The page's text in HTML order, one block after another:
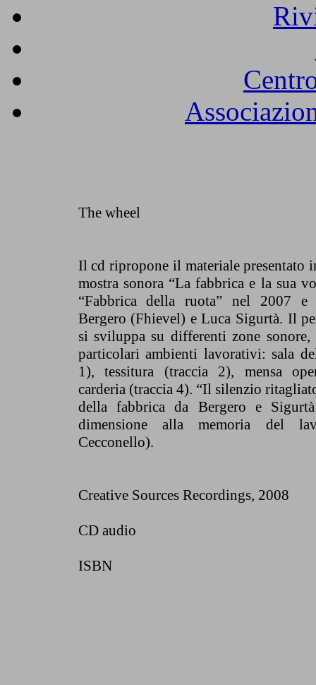
The wheel
Il cd ripropone il materiale presentato
mostra sonora “La fabbrica e la sua
“Fabbrica della ruota” nel 2007 e
Bergero (Fhievel) e Luca Sigurtà. Il
si sviluppa su differenti zone sonore,
particolari ambienti lavorativi: sala
1), tessitura (traccia 2), mensa
carderia (traccia 4). “Il silenzio
della fabbrica da Bergero e
dimensione alla memoria del
Cecconello).
Creative Sources Recordings, 2008
CD audio
ISBN